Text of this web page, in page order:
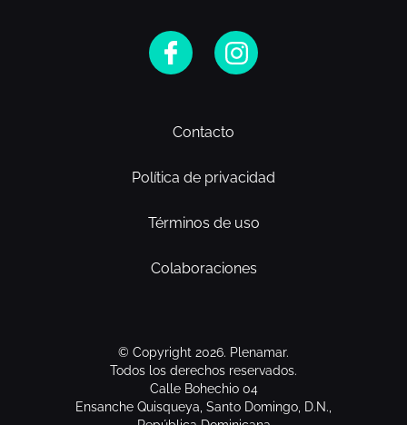
Contacto
Política de privacidad
Términos de uso
Colaboraciones
© Copyright 2026. Plenamar.
Todos los derechos reservados.
Calle Bohechio 04
Ensanche Quisqueya, Santo Domingo, D.N.,